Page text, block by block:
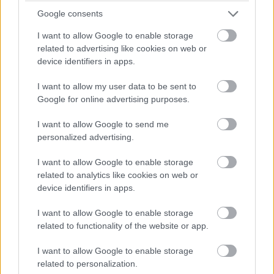
Google consents
I want to allow Google to enable storage
related to advertising like cookies on web or
device identifiers in apps.
I want to allow my user data to be sent to
Google for online advertising purposes.
I want to allow Google to send me
personalized advertising.
I want to allow Google to enable storage
related to analytics like cookies on web or
device identifiers in apps.
I want to allow Google to enable storage
related to functionality of the website or app.
I want to allow Google to enable storage
related to personalization.
nyakán közben Hamiltonnal).
Egy pillanatnyi állás 23 kör után: